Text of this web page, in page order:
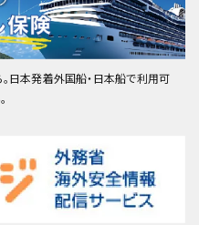
日本発着外国船・日本船で利用可